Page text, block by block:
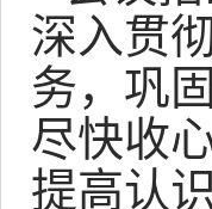
深入贯
务，巩
尽快收
提高认